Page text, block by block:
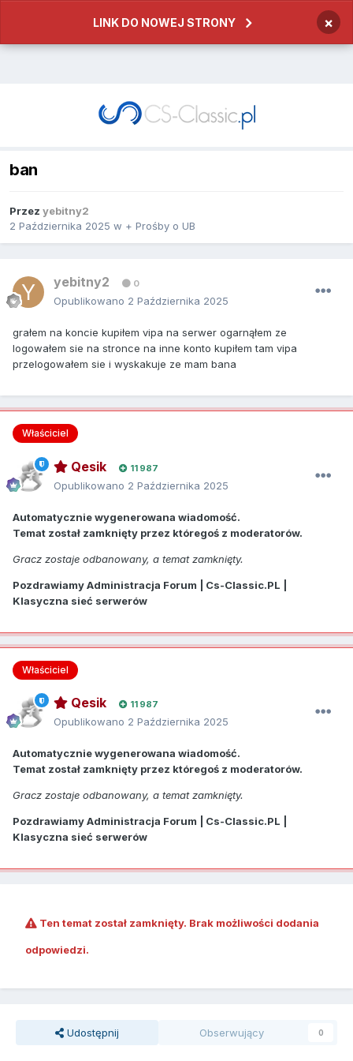
LINK DO NOWEJ STRONY ×
ban
Przez yebitny2
2 Października 2025 w + Prośby o UB
yebitny2 0
Opublikowano 2 Października 2025
grałem na koncie kupiłem vipa na serwer ogarnąłem ze
logowałem sie na stronce na inne konto kupiłem tam vipa
przelogowałem sie i wyskakuje ze mam bana
Właściciel
Qesik 11 987
Opublikowano 2 Października 2025
Automatycznie wygenerowana wiadomość.
Temat został zamknięty przez któregoś z moderatorów.
Gracz zostaje odbanowany, a temat zamknięty.
Pozdrawiamy Administracja Forum | Cs-Classic.PL |
Klasyczna sieć serwerów
Właściciel
Qesik 11 987
Opublikowano 2 Października 2025
Automatycznie wygenerowana wiadomość.
Temat został zamknięty przez któregoś z moderatorów.
Gracz zostaje odbanowany, a temat zamknięty.
Pozdrawiamy Administracja Forum | Cs-Classic.PL |
Klasyczna sieć serwerów
Ten temat został zamknięty. Brak możliwości dodania
odpowiedzi.
Udostępnij Obserwujący 0